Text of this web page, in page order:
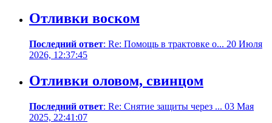
Отливки воском
Последний ответ: Re: Помощь в трактовке о... 20 Июля
2026, 12:37:45
Отливки оловом, свинцом
Последний ответ: Re: Снятие защиты через ... 03 Мая
2025, 22:41:07